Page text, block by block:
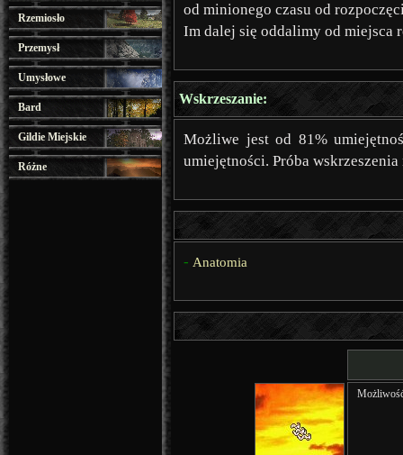
Rzemiosło
Przemysł
Umysłowe
Bard
Gildie Miejskie
Różne
od minionego czasu od
Im dalej się oddalimy od miejsca
Wskrzeszanie:
Możliwe jest od 81%
umiejętności. Próba
- Anatomia